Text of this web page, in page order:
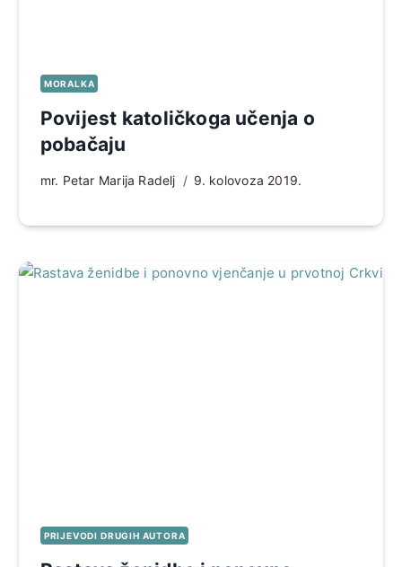
MORALKA
Povijest katoličkoga učenja o
pobačaju
mr. Petar Marija Radelj 9. kolovoza 2019.
PRIJEVODI DRUGIH AUTORA